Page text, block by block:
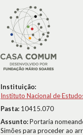
Instituição:
Instituto Nacional de
Pasta: 10415.070
Assunto:Portaria
Simões para proceder ao